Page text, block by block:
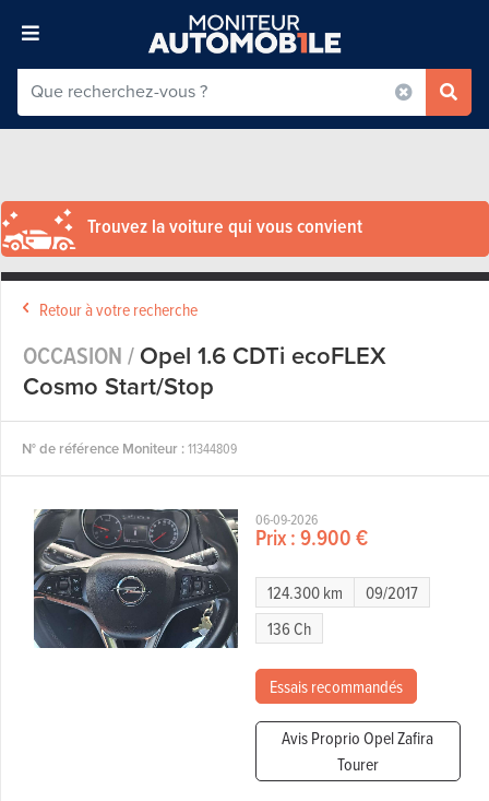
Trouvez la voiture qui vous convient
Retour à votre recherche
OCCASION /Opel 1.6 CDTi ecoFLEX
Cosmo Start/Stop
N° de référence Moniteur :11344809
06-09-2026
Prix :9.900 €
124.300 km
09/2017
136 Ch
Essais recommandés
Avis Proprio Opel Zafira
Tourer